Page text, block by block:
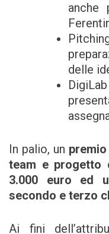
anche
delle
In palio, un
team e progetto
3.000 euro ed
secondo e terzo
Ai fini